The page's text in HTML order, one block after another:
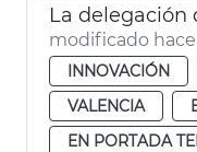
modificado hace
INNOVACIÓN
VALENCIA
EN PORTADA